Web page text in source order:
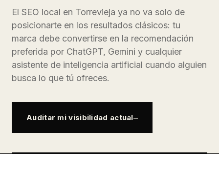
El SEO local en Torrevieja ya no va solo de
posicionarte en los resultados clásicos: tu
marca debe convertirse en la recomendación
preferida por ChatGPT, Gemini y cualquier
asistente de inteligencia artificial cuando alguien
busca lo que tú ofreces.
Auditar mi visibilidad actual